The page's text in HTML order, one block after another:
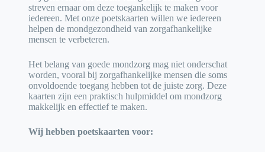
streven ernaar om deze toegankelijk te maken voor
iedereen. Met onze poetskaarten willen we iedereen
helpen de mondgezondheid van zorgafhankelijke
mensen te verbeteren.
Het belang van goede mondzorg mag niet onderschat
worden, vooral bij zorgafhankelijke mensen die soms
onvoldoende toegang hebben tot de juiste zorg. Deze
kaarten zijn een praktisch hulpmiddel om mondzorg
makkelijk en effectief te maken.
Wij hebben poetskaarten voor: